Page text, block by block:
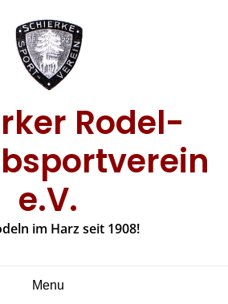
Rodel-
e.V.
im Harz seit 1908!
Menu